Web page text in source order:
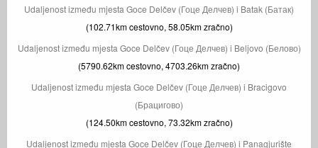
Udaljenost između mjesta Goce Delčev (Гоце Делчев) i Batak (Батак)
(102.71km cestovno, 58.05km zračno)
Udaljenost između mjesta Goce Delčev (Гоце Делчев) i Beljovo (Белово)
(5790.62km cestovno, 4703.26km zračno)
Udaljenost između mjesta Goce Delčev (Гоце Делчев) i Bracigovo
(Брацигово)
(124.50km cestovno, 73.32km zračno)
Udaljenost između mjesta Goce Delčev (Гоце Делчев) i Panagjurište